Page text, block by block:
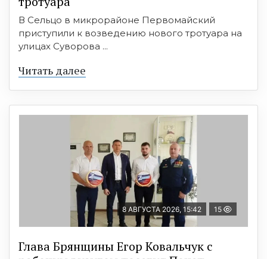
В Сельцо в микрорайоне Первомайский
приступили к возведению нового тротуара на
улицах Суворова ...
Читать далее
8 АВГУСТА 2026, 15:42 15
Глава Брянщины Егор Ковальчук с